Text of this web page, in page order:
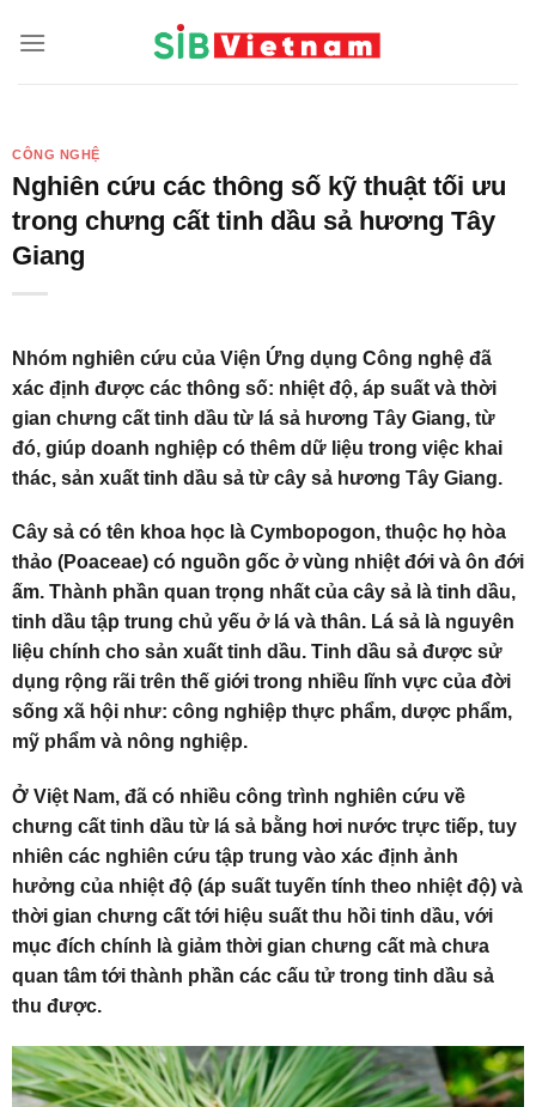
CÔNG NGHỆ
Nghiên cứu các thông số kỹ thuật tối ưu
trong chưng cất tinh dầu sả hương Tây
Giang
Nhóm nghiên cứu của Viện Ứng dụng Công nghệ đã
xác định được các thông số: nhiệt độ, áp suất và thời
gian chưng cất tinh dầu từ lá sả hương Tây Giang, từ
đó, giúp doanh nghiệp có thêm dữ liệu trong việc khai
thác, sản xuất tinh dầu sả từ cây sả hương Tây Giang.
Cây sả có tên khoa học là Cymbopogon, thuộc họ hòa
thảo (Poaceae) có nguồn gốc ở vùng nhiệt đới và ôn đới
ấm. Thành phần quan trọng nhất của cây sả là tinh dầu,
tinh dầu tập trung chủ yếu ở lá và thân. Lá sả là nguyên
liệu chính cho sản xuất tinh dầu. Tinh dầu sả được sử
dụng rộng rãi trên thế giới trong nhiều lĩnh vực của đời
sống xã hội như: công nghiệp thực phẩm, dược phẩm,
mỹ phẩm và nông nghiệp.
Ở Việt Nam, đã có nhiều công trình nghiên cứu về
chưng cất tinh dầu từ lá sả bằng hơi nước trực tiếp, tuy
nhiên các nghiên cứu tập trung vào xác định ảnh
hưởng của nhiệt độ (áp suất tuyến tính theo nhiệt độ) và
thời gian chưng cất tới hiệu suất thu hồi tinh dầu, với
mục đích chính là giảm thời gian chưng cất mà chưa
quan tâm tới thành phần các cấu tử trong tinh dầu sả
thu được.